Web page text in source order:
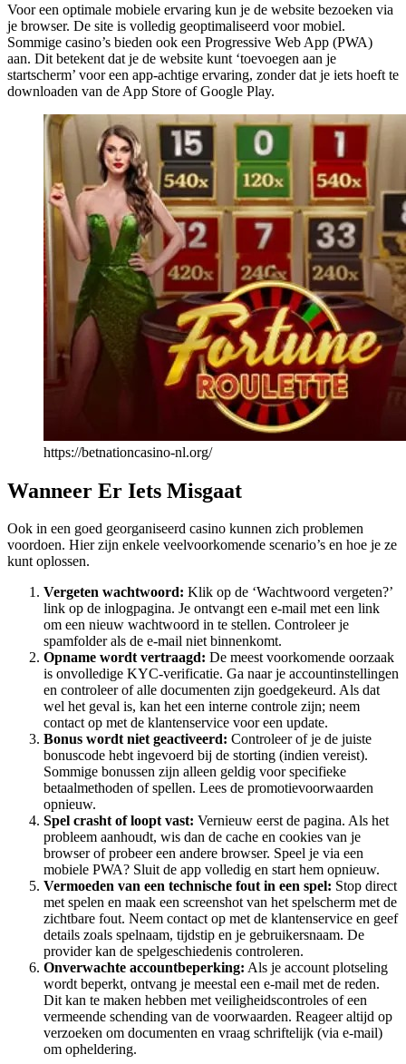
Voor een optimale mobiele ervaring kun je de website bezoeken via
je browser. De site is volledig geoptimaliseerd voor mobiel.
Sommige casino’s bieden ook een Progressive Web App (PWA)
aan. Dit betekent dat je de website kunt ‘toevoegen aan je
startscherm’ voor een app-achtige ervaring, zonder dat je iets hoeft te
downloaden van de App Store of Google Play.
https://betnationcasino-nl.org/
Wanneer Er Iets Misgaat
Ook in een goed georganiseerd casino kunnen zich problemen
voordoen. Hier zijn enkele veelvoorkomende scenario’s en hoe je ze
kunt oplossen.
Vergeten wachtwoord: Klik op de ‘Wachtwoord vergeten?’
link op de inlogpagina. Je ontvangt een e-mail met een link
om een nieuw wachtwoord in te stellen. Controleer je
spamfolder als de e-mail niet binnenkomt.
Opname wordt vertraagd: De meest voorkomende oorzaak
is onvolledige KYC-verificatie. Ga naar je accountinstellingen
en controleer of alle documenten zijn goedgekeurd. Als dat
wel het geval is, kan het een interne controle zijn; neem
contact op met de klantenservice voor een update.
Bonus wordt niet geactiveerd: Controleer of je de juiste
bonuscode hebt ingevoerd bij de storting (indien vereist).
Sommige bonussen zijn alleen geldig voor specifieke
betaalmethoden of spellen. Lees de promotievoorwaarden
opnieuw.
Spel crasht of loopt vast: Vernieuw eerst de pagina. Als het
probleem aanhoudt, wis dan de cache en cookies van je
browser of probeer een andere browser. Speel je via een
mobiele PWA? Sluit de app volledig en start hem opnieuw.
Vermoeden van een technische fout in een spel: Stop direct
met spelen en maak een screenshot van het spelscherm met de
zichtbare fout. Neem contact op met de klantenservice en geef
details zoals spelnaam, tijdstip en je gebruikersnaam. De
provider kan de spelgeschiedenis controleren.
Onverwachte accountbeperking: Als je account plotseling
wordt beperkt, ontvang je meestal een e-mail met de reden.
Dit kan te maken hebben met veiligheidscontroles of een
vermeende schending van de voorwaarden. Reageer altijd op
verzoeken om documenten en vraag schriftelijk (via e-mail)
om opheldering.